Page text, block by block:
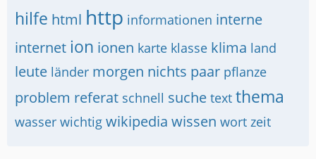
hilfe html http informationen interne
internet ion ionen karte klasse klima land
leute länder morgen nichts paar pflanze
problem referat schnell suche text thema
wasser wichtig wikipedia wissen wort zeit